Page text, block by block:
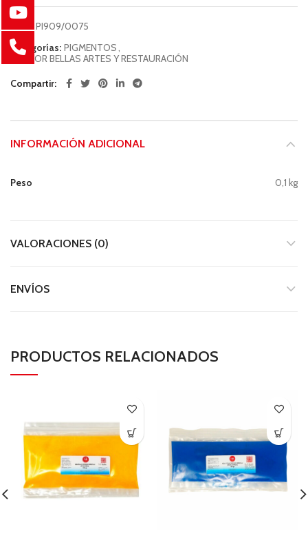
PI909/0075
Categorías: PIGMENTOS,
SECTOR BELLAS ARTES Y RESTAURACIÓN
Compartir
INFORMACIÓN ADICIONAL
Peso 0,1 kg
VALORACIONES (0)
ENVÍOS
PRODUCTOS RELACIONADOS